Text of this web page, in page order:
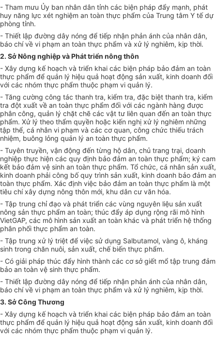
- Tham mưu Ủy ban nhân dân tỉnh các biện pháp đẩy mạnh, phát
huy năng lực xét nghiệm an toàn thực phẩm của Trung tâm Y tế dự
phòng tỉnh.
- Thiết lập đường dây nóng để tiếp nhận phản ánh của nhân dân,
báo chí về vi phạm an toàn thực phẩm và xử lý nghiêm, kịp thời.
2. SởNông nghiệp và Phát triển nông thôn
- Xây dựng kế hoạch và triển khai các biện pháp bảo đảm an toàn
thực phẩm để quản lý hiệu quả hoạt động sản xuất, kinh doanh đối
với các nhóm thực phẩm thuộc phạm vi quản lý.
- Tăng cường công tác thanh tra, kiểm tra, đặc biệt thanh tra, kiểm
tra đột xuất về an toàn thực phẩm đối với các ngành hàng được
phân công, quản lý chặt chẽ các vật tư liên quan đến an toàn thực
phẩm. Xử lý theo thẩm quyền hoặc kiến nghị xử lý nghiêm những
tập thể, cá nhân vi phạm và các cơ quan, công chức thiếu trách
nhiệm, buông lỏng quản lý an toàn thực phẩm.
- Tuyên truyền, vận động đến từng hộ dân, chủ trang trại, doanh
nghiệp thực hiện các quy định bảo đảm an toàn thực phẩm; ký cam
kết bảo đảm vệ sinh an toàn thực phẩm. Tổ chức, cá nhân sản xuất,
kinh doanh phải công bố quy trình sản xuất, kinh doanh bảo đảm an
toàn thực phẩm. Xác định việc bảo đảm an toàn thực phẩm là một
tiêu chí xây dựng nông thôn mới, khu dân cư văn hóa.
- Tập trung chỉ đạo và phát triển các vùng nguyên liệu sản xuất
nông sản thực phẩm an toàn; thúc đẩy áp dụng rộng rãi mô hình
VietGAP, các mô hình sản xuất an toàn khác và phát triển hệ thống
phân phối thực phẩm an toàn.
- Tập trung xử lý triệt để việc sử dụng Salbutamol, vàng ô, kháng
sinh trong chăn nuôi, sản xuất, chế biến thực phẩm.
- Có giải pháp thúc đẩy hình thành các cơ sở giết mổ tập trung đảm
bảo an toàn vệ sinh thực phẩm.
- Thiết lập đường dây nóng để tiếp nhận phản ánh của nhân dân,
báo chí về vi phạm an toàn thực phẩm và xử lý nghiêm, kịp thời.
3. SởCông Thương
- Xây dựng kế hoạch và triển khai các biện pháp bảo đảm an toàn
thực phẩm để quản lý hiệu quả hoạt động sản xuất, kinh doanh đối
với các nhóm thực phẩm thuộc phạm vi quản lý.